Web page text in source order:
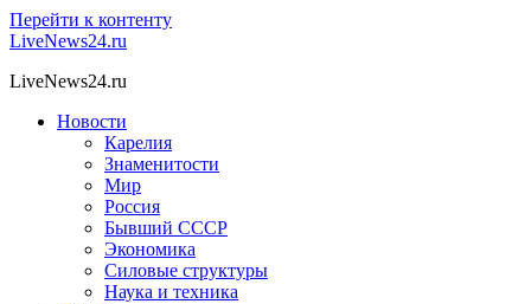
Перейти к контенту
LiveNews24.ru
LiveNews24.ru
Новости
Карелия
Знаменитости
Мир
Россия
Бывший СССР
Экономика
Силовые структуры
Наука и техника